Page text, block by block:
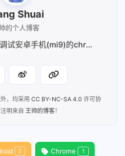
Shuai
的个人博客
远程无线调试安卓手机(mi9)的chrome浏览器
，均采用 CC BY-NC-SA 4.0 许可协
明来自 王帅的博客！
2 Chrome 1